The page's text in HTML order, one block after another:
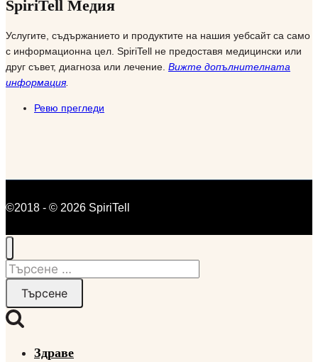
SpiriTell Медия
Услугите, съдържанието и продуктите на нашия уебсайт са само
с информационна цел. SpiriTell не предоставя медицински или
друг съвет, диагноза или лечение. Вижте допълнителната
информация.
Ревю прегледи
©2018 - © 2026 SpiriTell
Търсене
Здраве